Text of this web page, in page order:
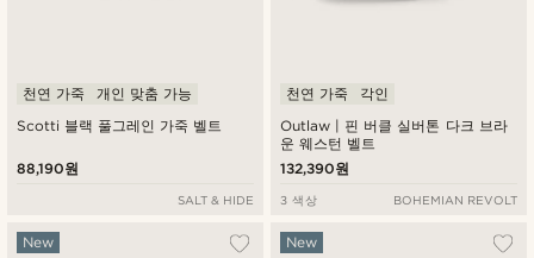
Scotti 블랙 풀그레인 가죽 벨트
천연 가죽 개인 맞춤 가능
88,190원
SALT & HIDE
Outlaw | 핀 버클 실버톤 다크 브라
운 웨스턴 벨트
천연 가죽 각인
132,390원
3 색상 BOHEMIAN REVOLT
New New